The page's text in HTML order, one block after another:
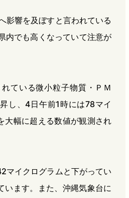
影響を及ぼすと言われている
内でも高くなっていて注意が
ている微小粒子物質・ＰＭ
し、4日午前1時には78マイ
大幅に超える数値が観測され
マイクログラムと下がってい
います。また、沖縄気象台に